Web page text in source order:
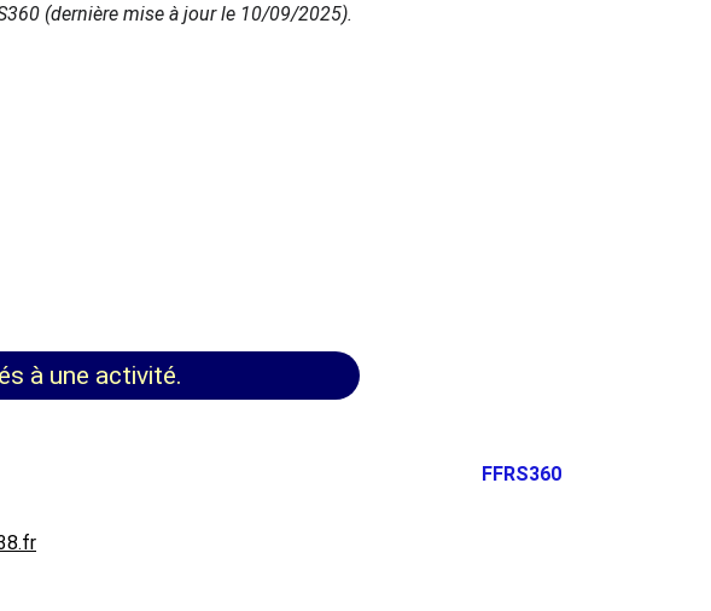
(dernière mise à jour le 10/09/2025).
à une activité.
FFRS360